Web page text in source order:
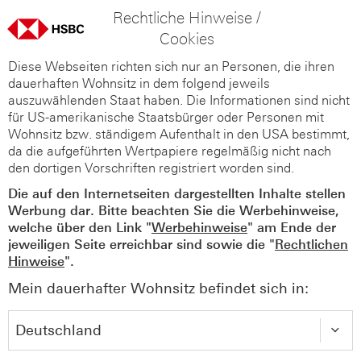
Rechtliche Hinweise /
Cookies
Diese Webseiten richten sich nur an Personen, die ihren
dauerhaften Wohnsitz in dem folgend jeweils
auszuwählenden Staat haben. Die Informationen sind nicht
für US-amerikanische Staatsbürger oder Personen mit
Wohnsitz bzw. ständigem Aufenthalt in den USA bestimmt,
da die aufgeführten Wertpapiere regelmäßig nicht nach
den dortigen Vorschriften registriert worden sind.
Die auf den Internetseiten dargestellten Inhalte stellen
Werbung dar. Bitte beachten Sie die Werbehinweise,
welche über den Link "Werbehinweise" am Ende der
jeweiligen Seite erreichbar sind sowie die "Rechtlichen
Hinweise".
Mein dauerhafter Wohnsitz befindet sich in: